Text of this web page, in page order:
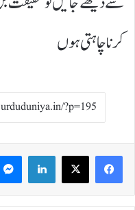
کرنا چاہتی ہوں
LinkedIn